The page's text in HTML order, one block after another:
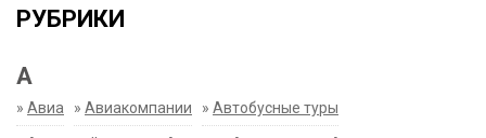
РУБРИКИ
А
» Авиа » Авиакомпании » Автобусные туры